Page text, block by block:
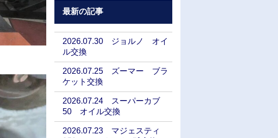
最新の記事
2026.07.30 ジョルノ オイ
ル交換
2026.07.25 ズーマー ブラ
ケット交換
2026.07.24 スーパーカブ
50 オイル交換
2026.07.23 マジェスティ